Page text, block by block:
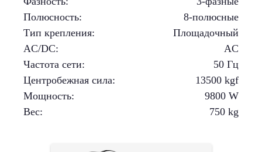
Полюсность:
8-полюсные
Тип крепления:
Площадочный
AC/DC:
AC
Частота сети:
50 Гц
Центробежная сила: 13500 kgf
Мощность: 9800 W
Вес: 750 kg